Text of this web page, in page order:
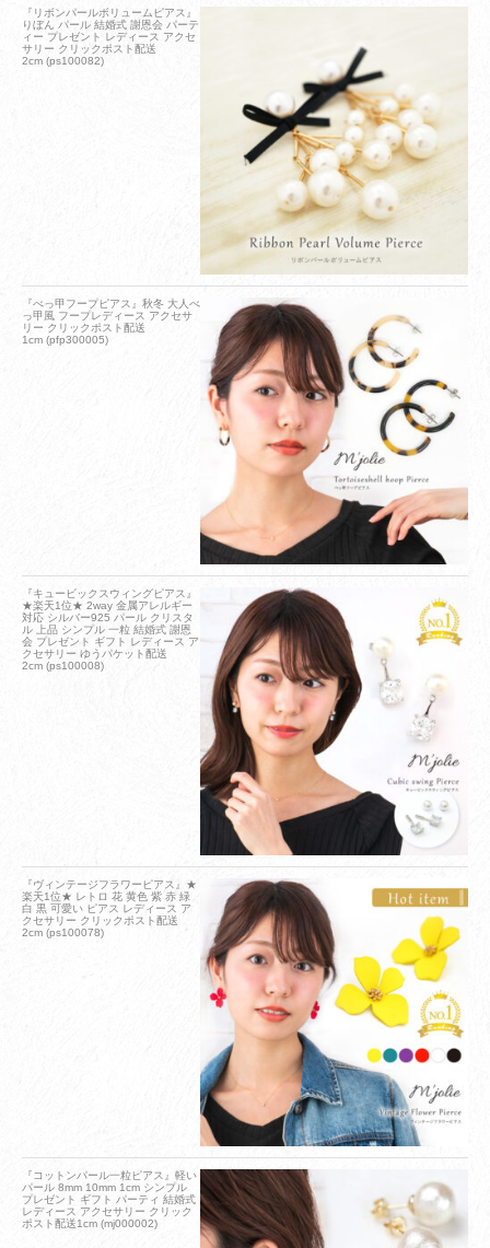
『リボンパールボリュームピアス』
りぼん パール 結婚式 謝恩会 パーテ
ィー プレゼント レディース アクセ
サリー クリックポスト配送
2cm (ps100082)
『べっ甲フープピアス』秋冬 大人べ
っ甲風 フープレディース アクセサ
リー クリックポスト配送
1cm (pfp300005)
『キュービックスウィングピアス』
★楽天1位★ 2way 金属アレルギー
対応 シルバー925 パール クリスタ
ル 上品 シンプル 一粒 結婚式 謝恩
会 プレゼント ギフト レディース ア
クセサリー ゆうパケット配送
2cm (ps100008)
『ヴィンテージフラワーピアス』★
楽天1位★ レトロ 花 黄色 紫 赤 緑
白 黒 可愛い ピアス レディース ア
クセサリー クリックポスト配送
2cm (ps100078)
『コットンパール一粒ピアス』軽い
パール 8mm 10mm 1cm シンプル
プレゼント ギフト パーティ 結婚式
レディース アクセサリー クリック
ポスト配送1cm (mj000002)